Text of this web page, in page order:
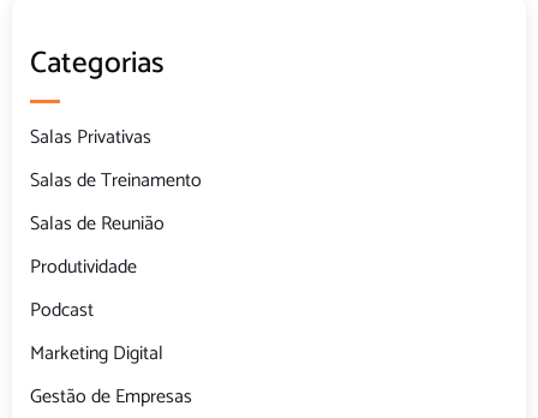
Categorias
Salas Privativas
Salas de Treinamento
Salas de Reunião
Produtividade
Podcast
Marketing Digital
Gestão de Empresas